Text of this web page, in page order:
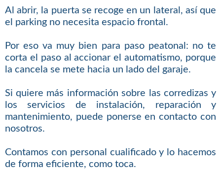
Al abrir, la puerta se recoge en un lateral, así que
el parking no necesita espacio frontal.
Por eso va muy bien para paso peatonal: no te
corta el paso al accionar el automatismo, porque
la cancela se mete hacia un lado del garaje.
Si quiere más información sobre las corredizas y
los servicios de instalación, reparación y
mantenimiento, puede ponerse en contacto con
nosotros.
Contamos con personal cualificado y lo hacemos
de forma eficiente, como toca.